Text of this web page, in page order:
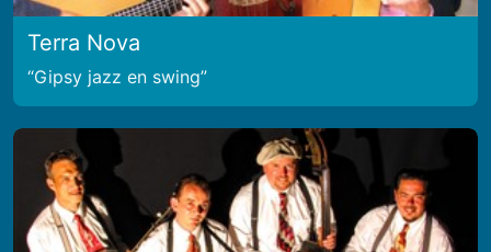
Terra Nova
Gipsy jazz en swing